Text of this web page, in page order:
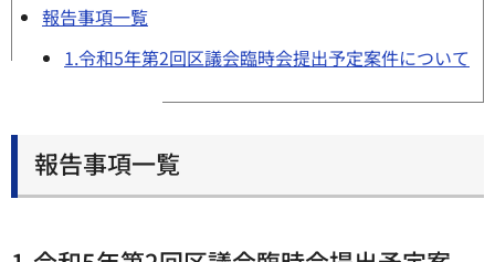
報告事項一覧
1.令和5年第2回区議会臨時会提出予定案件について
報告事項一覧